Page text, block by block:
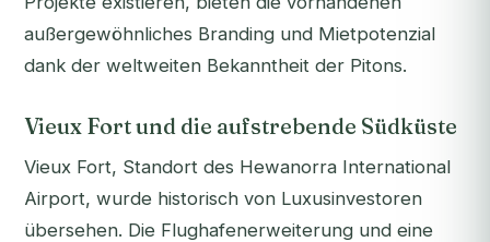
außergewöhnliches Branding und Mietpotenzial
dank der weltweiten Bekanntheit der Pitons.
Vieux Fort und die aufstrebende Südküste
Vieux Fort, Standort des Hewanorra International
Airport, wurde historisch von Luxusinvestoren
übersehen. Die Flughafenerweiterung und eine